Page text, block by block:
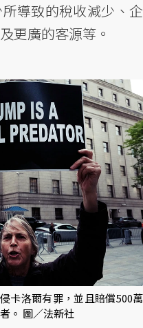
導致的稅收減少、企
更廣的客源等。
卡洛爾有罪，並且賠償500萬
者。 圖／法新社